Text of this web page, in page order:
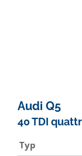
Audi Q5
40 TDI
Typ